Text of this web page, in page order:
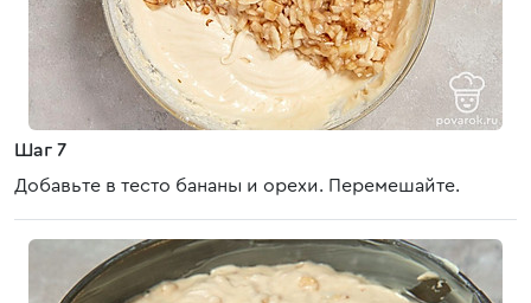
Шаг 7
Добавьте в тесто бананы и орехи. Перемешайте.